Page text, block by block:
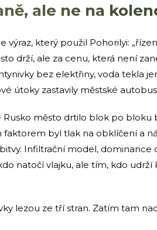
ale ne na
výraz, který použil Pohorilyi:
drží, ale za cenu, která není
bez elektřiny, voda tekla
útoky zastavily městské
město drtilo blok po
faktorem byl tlak na obklíčení a
Infiltrační model, dominance
natočí vlajku, ale tím, kdo
lezou ze tří stran. Zatím tam